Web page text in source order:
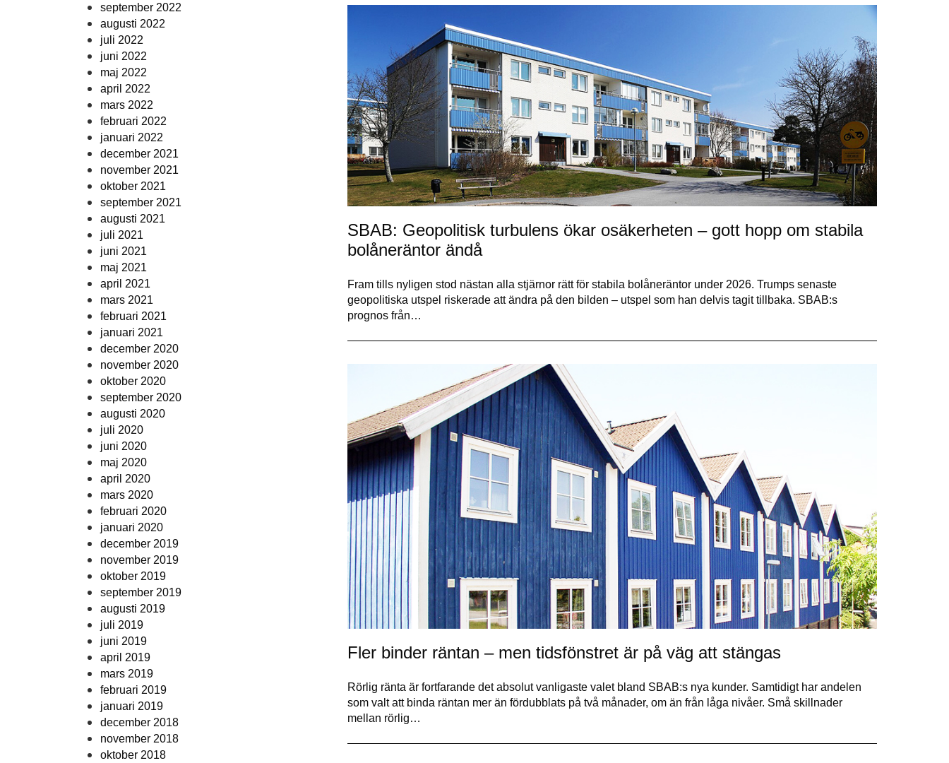
september 2022
augusti 2022
juli 2022
juni 2022
maj 2022
april 2022
mars 2022
februari 2022
januari 2022
december 2021
november 2021
oktober 2021
september 2021
augusti 2021
juli 2021
juni 2021
maj 2021
april 2021
mars 2021
februari 2021
januari 2021
december 2020
november 2020
oktober 2020
september 2020
augusti 2020
juli 2020
juni 2020
maj 2020
april 2020
mars 2020
februari 2020
januari 2020
december 2019
november 2019
oktober 2019
september 2019
augusti 2019
juli 2019
juni 2019
april 2019
mars 2019
februari 2019
januari 2019
december 2018
november 2018
oktober 2018
SBAB: Geopolitisk turbulens ökar osäkerheten – gott hopp om stabila
bolåneräntor ändå
Fram tills nyligen stod nästan alla stjärnor rätt för stabila bolåneräntor under 2026. Trumps senaste
geopolitiska utspel riskerade att ändra på den bilden – utspel som han delvis tagit tillbaka. SBAB:s
prognos från…
Fler binder räntan – men tidsfönstret är på väg att stängas
Rörlig ränta är fortfarande det absolut vanligaste valet bland SBAB:s nya kunder. Samtidigt har andelen
som valt att binda räntan mer än fördubblats på två månader, om än från låga nivåer. Små skillnader
mellan rörlig…